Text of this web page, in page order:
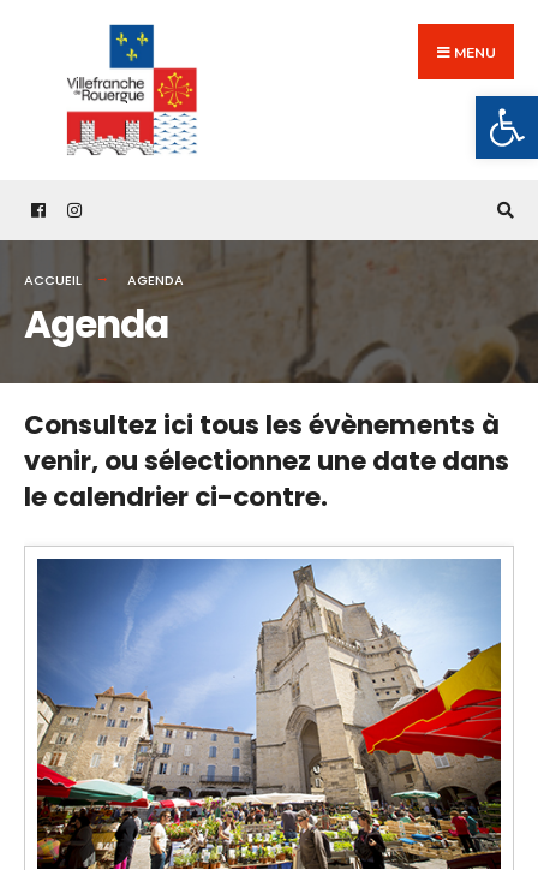
content
MENU
ACCUEIL AGENDA
Agenda
Consultez ici tous les évènements à
venir,ou sélectionnez une date dans
le calendrier ci-contre.